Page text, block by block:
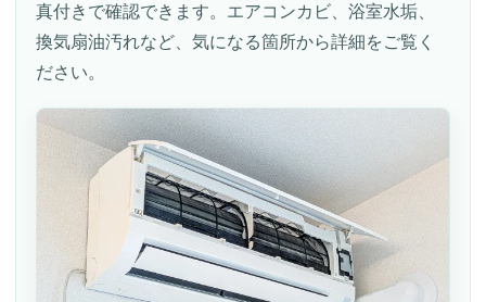
真付きで確認できます。エアコンカビ、浴室水垢、
換気扇油汚れなど、気になる箇所から詳細をご覧く
ださい。